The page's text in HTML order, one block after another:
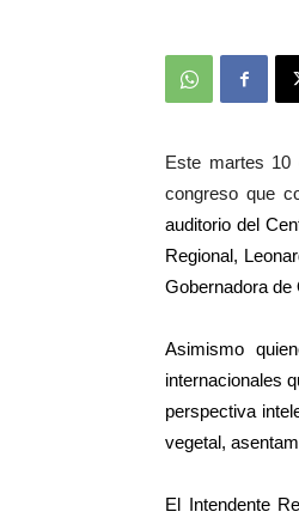
Este martes
congreso que
auditorio del
Regional,
Gobernadora de
Asimismo
internacionales
perspectiva
vegetal,
El Intendente